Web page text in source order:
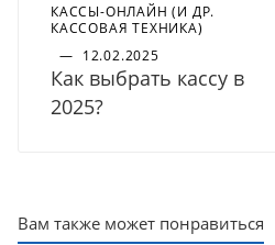
КАССЫ-ОНЛАЙН (И ДР.
КАССОВАЯ ТЕХНИКА)
— 12.02.2025
Как выбрать кассу в
2025?
Вам также может понравиться